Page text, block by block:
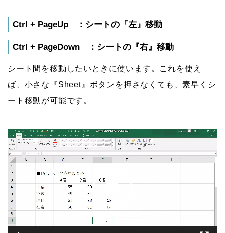
Ctrl + PageUp ：シートの『左』移動
Ctrl + PageDown ：シートの『右』移動
シート間を移動したいときに使います。これを使え
ば、小さな『Sheet』ボタンを押さなくても、素早くシ
ート移動が可能です。
動
画
プ
レ
ー
ヤ
ー